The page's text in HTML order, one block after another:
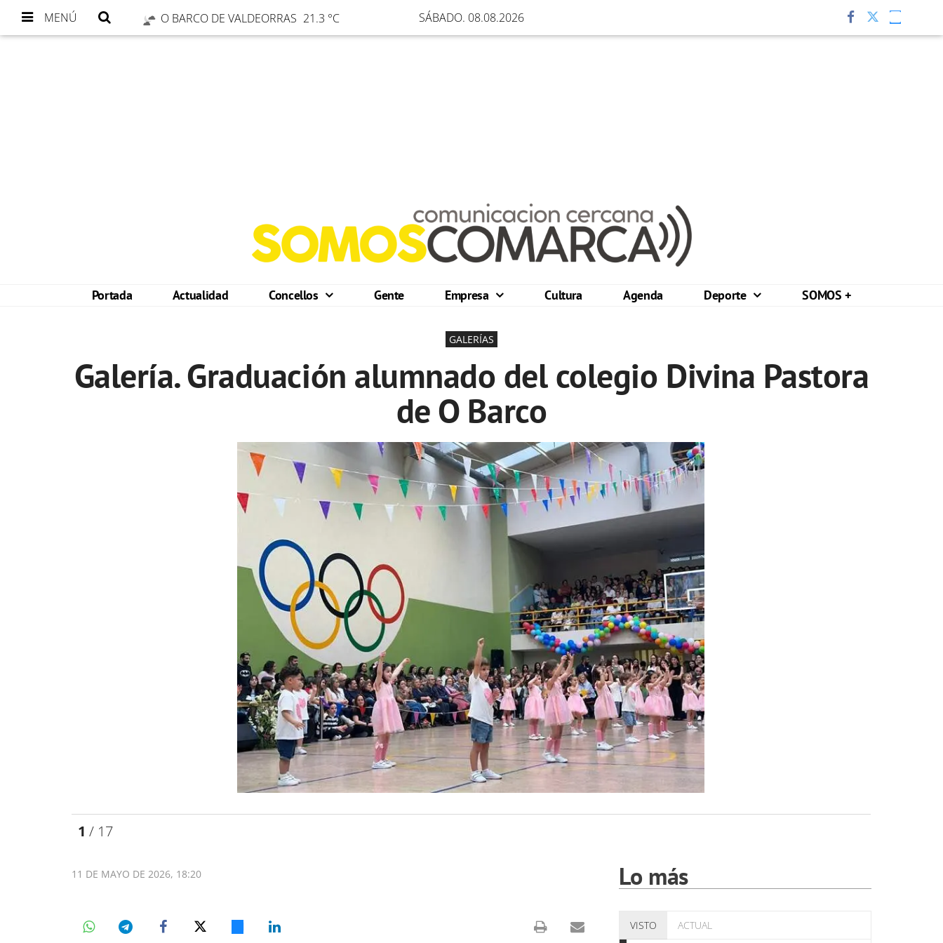
MENÚ O BARCO DE VALDEORRAS 21.3 °C SÁBADO. 08.08.2026
Portada Actualidad Concellos Gente Empresa Cultura Agenda Deporte SOMOS +
GALERÍAS
Galería. Graduación alumnado del colegio Divina Pastora
de O Barco
1 / 17
11 DE MAYO DE 2026, 18:20 Lo más
VISTO ACTUAL